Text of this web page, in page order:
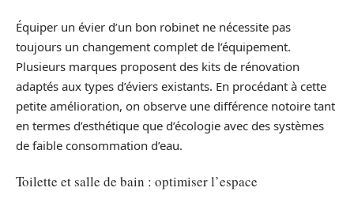
Équiper un évier d’un bon robinet ne nécessite pas
toujours un changement complet de l’équipement.
Plusieurs marques proposent des kits de rénovation
adaptés aux types d’éviers existants. En procédant à cette
petite amélioration, on observe une différence notoire tant
en termes d’esthétique que d’écologie avec des systèmes
de faible consommation d’eau.
Toilette et salle de bain : optimiser l’espace